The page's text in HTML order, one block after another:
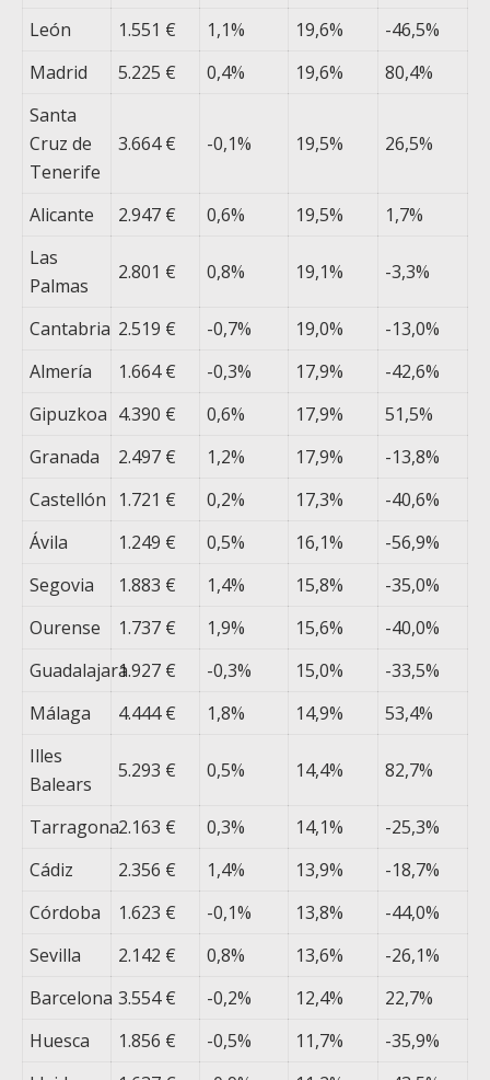
León 1.551 € 1,1% 19,6%
-46,5%
Madrid
5.225 € 0,4% 19,6%
80,4%
Santa
Cruz de
Tenerife
3.664 € -0,1% 19,5% 26,5%
Alicante 2.947 € 0,6% 19,5%
1,7%
Las
Palmas
2.801 € 0,8% 19,1% -3,3%
Cantabria 2.519 € -0,7% 19,0%
-13,0%
Almería
1.664 € -0,3% 17,9%
-42,6%
Gipuzkoa 4.390 € 0,6% 17,9%
51,5%
Granada
2.497 € 1,2% 17,9%
-13,8%
Castellón
1.721 € 0,2% 17,3%
-40,6%
Ávila
1.249 € 0,5% 16,1%
-56,9%
Segovia
1.883 € 1,4% 15,8%
-35,0%
Ourense
1.737 € 1,9% 15,6%
-40,0%
Guadalajara1.927 € -0,3% 15,0%
-33,5%
Málaga
4.444 € 1,8% 14,9%
53,4%
Illes
Balears
5.293 € 0,5% 14,4% 82,7%
Tarragona2.163 € 0,3% 14,1%
-25,3%
Cádiz
2.356 € 1,4% 13,9%
-18,7%
Córdoba
1.623 € -0,1% 13,8%
-44,0%
Sevilla
2.142 € 0,8% 13,6%
-26,1%
Barcelona 3.554 € -0,2% 12,4%
22,7%
Huesca
1.856 € -0,5% 11,7%
-35,9%